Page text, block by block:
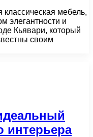
мебель,
элегантности и
Кьявари, который
своим
интерьера